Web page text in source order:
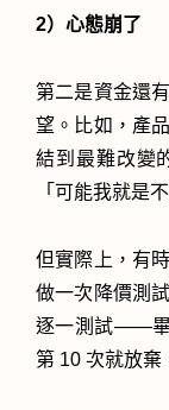
2）心態崩了
第二是資金還
望。比如，產
結到最難改變
「可能我就是
但實際上，有
做一次降價測
逐一測試——畢
第 10 次就放棄